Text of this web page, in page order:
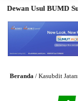
Dewan Usul BUMD
Beranda / Kasubdit